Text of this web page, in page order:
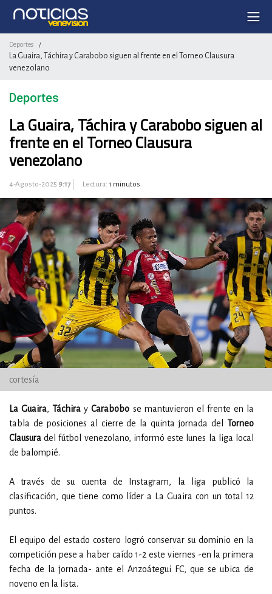
Deportes /
La Guaira, Táchira y Carabobo siguen al frente en el Torneo Clausura
venezolano
Deportes
La Guaira, Táchira y Carabobo siguen al
frente en el Torneo Clausura
venezolano
4-Agosto-2025 9:17 Lectura: 1 minutos
cortesía
La Guaira,Táchira yCarabobo se mantuvieron el frente en la
tabla de posiciones al cierre de la quinta jornada del
Torneo
Clausura del fútbol venezolano, informó este lunes la liga local
de balompié.
A través de su cuenta de Instagram, la liga publicó la
clasificación, que tiene como líder a La Guaira con un total 12
puntos.
El equipo del estado costero logró conservar su dominio en la
competición pese a haber caído 1-2 este viernes -en la primera
fecha de la jornada- ante el Anzoátegui FC, que se ubica de
noveno en la lista.